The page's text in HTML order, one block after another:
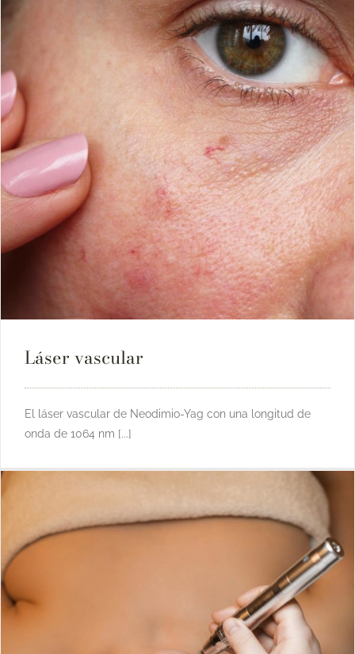
Láser vascular
El láser vascular de Neodimio-Yag con una longitud de
onda de 1064 nm [...]